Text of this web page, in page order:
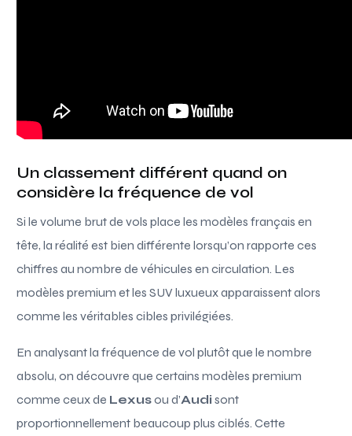
Un classement différent quand on
considère la fréquence de vol
Si le volume brut de vols place les modèles français en
tête, la réalité est bien différente lorsqu’on rapporte ces
chiffres au nombre de véhicules en circulation. Les
modèles premium et les SUV luxueux apparaissent alors
comme les véritables cibles privilégiées.
En analysant la fréquence de vol plutôt que le nombre
absolu, on découvre que certains modèles premium
comme ceux de Lexusou d’Audi sont
proportionnellement beaucoup plus ciblés. Cette